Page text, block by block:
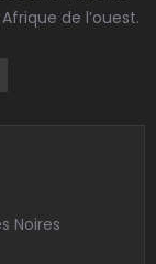
de l’ouest.
Noires